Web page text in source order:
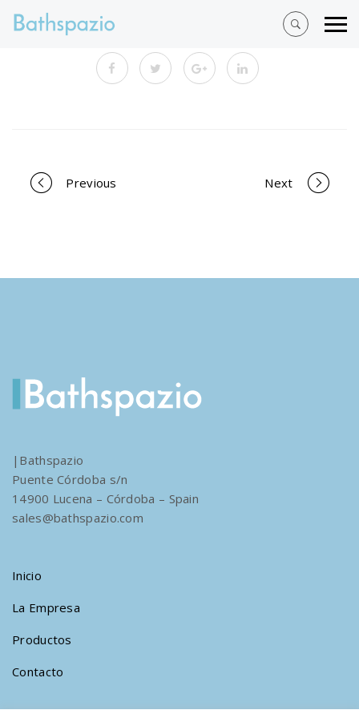
Portfolio
Previous Next
|Bathspazio
Puente Córdoba s/n
14900 Lucena – Córdoba – Spain
sales@bathspazio.com
Inicio
La Empresa
Productos
Contacto